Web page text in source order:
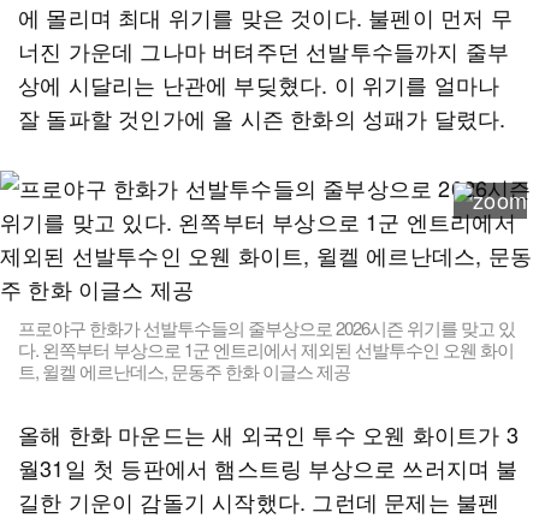
에 몰리며 최대 위기를 맞은 것이다. 불펜이 먼저 무
너진 가운데 그나마 버텨주던 선발투수들까지 줄부
상에 시달리는 난관에 부딪혔다. 이 위기를 얼마나
잘 돌파할 것인가에 올 시즌 한화의 성패가 달렸다.
프로야구 한화가 선발투수들의 줄부상으로 2026시즌 위기를 맞고 있
다. 왼쪽부터 부상으로 1군 엔트리에서 제외된 선발투수인 오웬 화이
트, 윌켈 에르난데스, 문동주 한화 이글스 제공
올해 한화 마운드는 새 외국인 투수 오웬 화이트가 3
월31일 첫 등판에서 햄스트링 부상으로 쓰러지며 불
길한 기운이 감돌기 시작했다. 그런데 문제는 불펜